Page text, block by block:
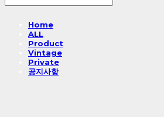
Home
ALL
Product
Vintage
Private
공지사항